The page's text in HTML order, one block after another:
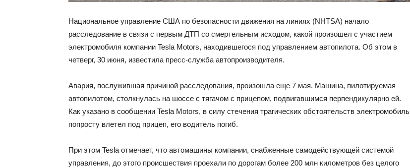
Национальное управление США по безопасности движения на линиях (NHTSA) начало
расследование в связи с первым ДТП со смертельным исходом, какой произошел с участием
электромобиля компании Tesla Motors, находившегося под управлением автопилота. Об этом в
четверг, 30 июня, известила пресс-служба автопроизводителя.
Авария, послужившая причиной расследования, произошла еще 7 мая. Машина, пилотируемая
автопилотом, столкнулась на шоссе с тягачом с прицепом, подвигавшимся перпендикулярно ей.
Как указано в сообщении Tesla Motors, в силу стечения трагических обстоятельств электромобиль
попросту влетел под прицеп, его водитель погиб.
При этом Tesla отмечает, что автомашины компании, снабженные самодействующей системой
управления, до этого происшествия проехали по дорогам более 200 млн километров без целого